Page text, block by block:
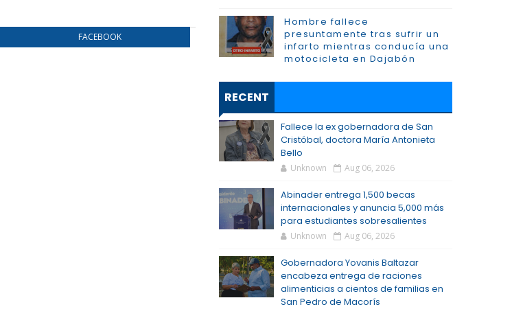
FACEBOOK
Hombre fallece
presuntamente tras sufrir un
infarto mientras conducía una
motocicleta en Dajabón
RECENT
Fallece la ex gobernadora de San
Cristóbal, doctora María Antonieta
Bello
Unknown Aug 06, 2026
Abinader entrega 1,500 becas
internacionales y anuncia 5,000 más
para estudiantes sobresalientes
Unknown Aug 06, 2026
Gobernadora Yovanis Baltazar
encabeza entrega de raciones
alimenticias a cientos de familias en
San Pedro de Macorís